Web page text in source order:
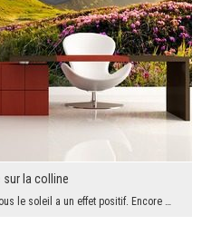
sur la colline
Pour chacun de nous le soleil a un effet positif. Encore plus si nous avons la possibilité de l'a...